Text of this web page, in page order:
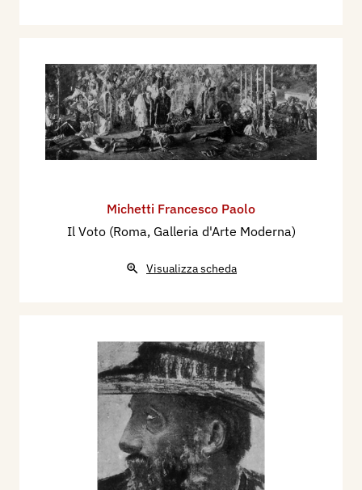
Michetti Francesco Paolo
Il Voto (Roma, Galleria d'Arte Moderna)
Visualizza scheda